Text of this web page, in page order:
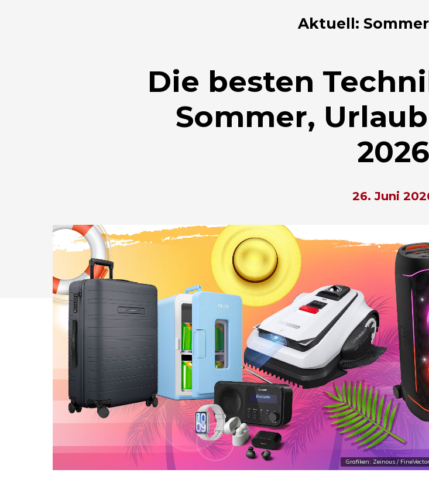
Drücken Sie Enter zum Suchen oder ESC zum Schließen.
Aktuell:
Die besten
Sommer,
2026
26. Juni
Grafiken: Zeinous /